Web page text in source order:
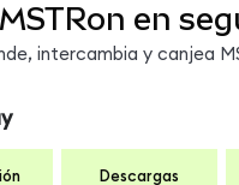
en
intercambia y canjea
Descargas